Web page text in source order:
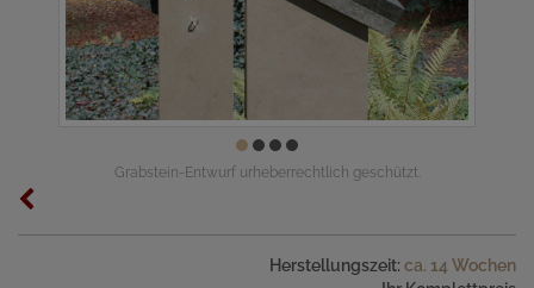
Grabstein-Entwurf urheberrechtlich geschützt.
Herstellungszeit: ca. 14 Wochen